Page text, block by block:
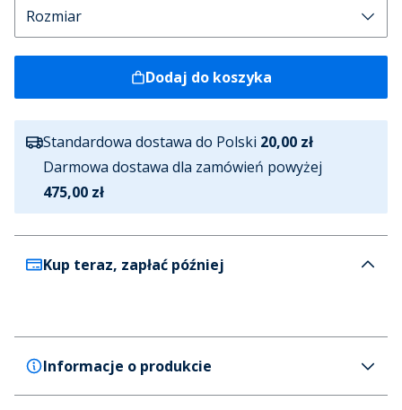
Dodaj do koszyka
Standardowa dostawa do Polski 20,00 zł
Darmowa dostawa dla zamówień powyżej
475,00 zł
Kup teraz, zapłać później
Informacje o produkcie